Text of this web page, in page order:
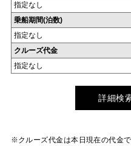
指定なし
乗船期間(泊数)
指定なし
クルーズ代金
指定なし
詳細検
※クルーズ代金は本日現在の代金